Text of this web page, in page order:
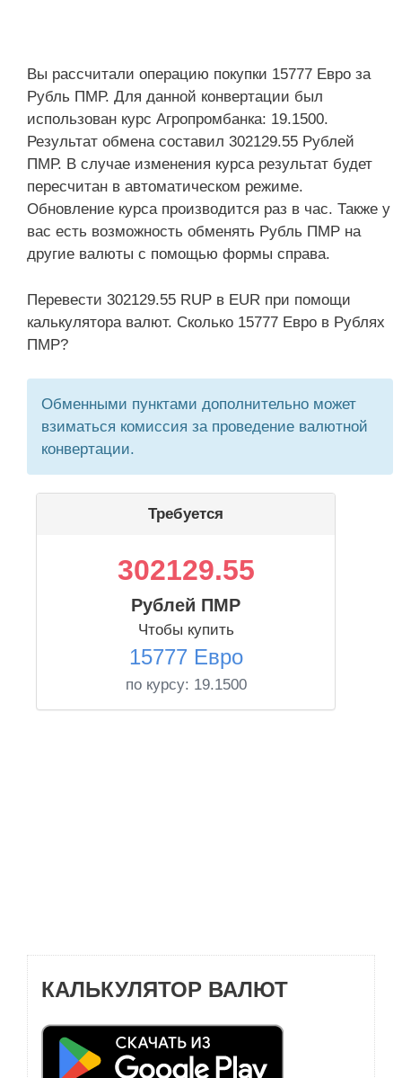
Вы рассчитали операцию покупки 15777 Евро за
Рубль ПМР. Для данной конвертации был
использован курс Агропромбанка: 19.1500.
Результат обмена составил 302129.55 Рублей
ПМР. В случае изменения курса результат будет
пересчитан в автоматическом режиме.
Обновление курса производится раз в час. Также у
вас есть возможность обменять Рубль ПМР на
другие валюты с помощью формы справа.
Перевести 302129.55 RUP в EUR при помощи
калькулятора валют. Сколько 15777 Евро в Рублях
ПМР?
Обменными пунктами дополнительно может
взиматься комиссия за проведение валютной
конвертации.
Требуется
302129.55
Рублей ПМР
Чтобы купить
15777 Евро
по курсу: 19.1500
КАЛЬКУЛЯТОР ВАЛЮТ